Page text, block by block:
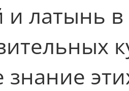
и латынь в